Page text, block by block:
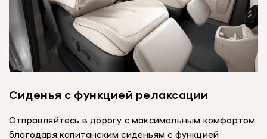
Сиденья с функцией релаксации
Отправляйтесь в дорогу с максимальным комфортом
благодаря капитанским сиденьям с функцией